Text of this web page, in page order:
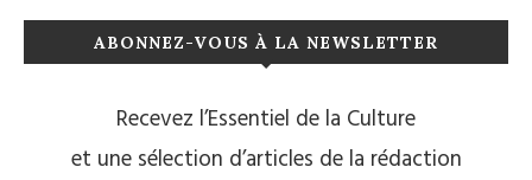
ABONNEZ-VOUS À LA NEWSLETTER
Recevez l’Essentiel de la Culture
et une sélection d’articles de la rédaction